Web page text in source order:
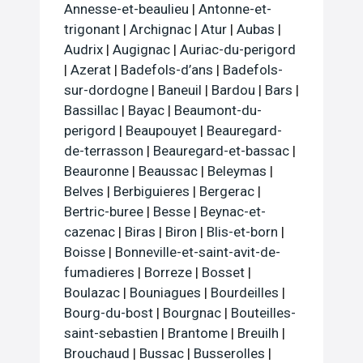
Annesse-et-beaulieu | Antonne-et-
trigonant | Archignac | Atur | Aubas |
Audrix | Augignac | Auriac-du-perigord
| Azerat | Badefols-d’ans | Badefols-
sur-dordogne | Baneuil | Bardou | Bars |
Bassillac | Bayac | Beaumont-du-
perigord | Beaupouyet | Beauregard-
de-terrasson | Beauregard-et-bassac |
Beauronne | Beaussac | Beleymas |
Belves | Berbiguieres | Bergerac |
Bertric-buree | Besse | Beynac-et-
cazenac | Biras | Biron | Blis-et-born |
Boisse | Bonneville-et-saint-avit-de-
fumadieres | Borreze | Bosset |
Boulazac | Bouniagues | Bourdeilles |
Bourg-du-bost | Bourgnac | Bouteilles-
saint-sebastien | Brantome | Breuilh |
Brouchaud | Bussac | Busserolles |